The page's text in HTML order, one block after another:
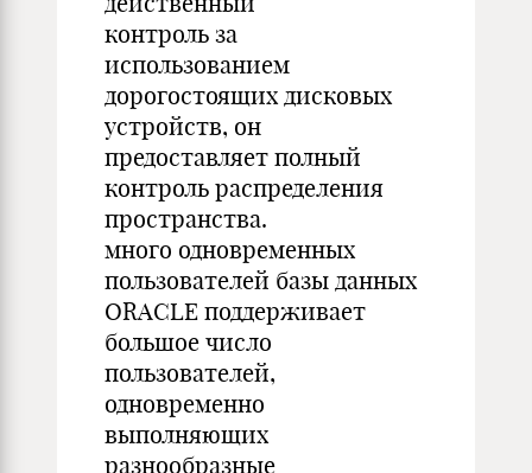
контроль за
использованием
дорогостоящих дисковых
устройств, он
предоставляет полный
контроль распределения
пространства.
много одновременных
пользователей базы данных
ORACLE поддерживает
большое число
пользователей,
одновременно
выполняющих
разнообразные